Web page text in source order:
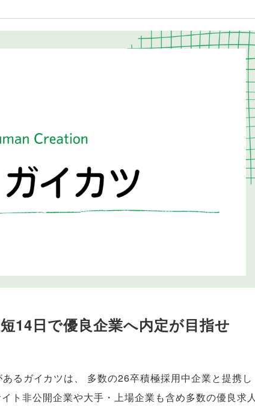
14日で優良企業へ内定が目指せ
るガイカツは
多数の26卒積極採用中企業と提携し
ト非公開企業や大手・上場企業も含め多数の優良求人